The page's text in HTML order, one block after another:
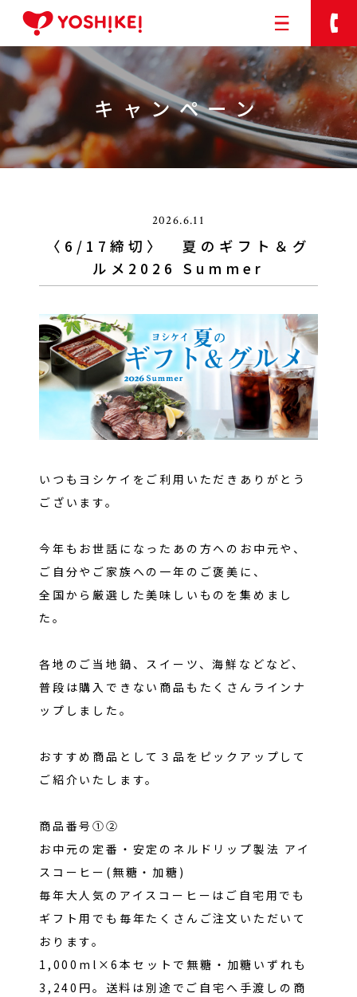
ヨシケイのサービス
ご利用の流れ
メニュー
今週のメニューweb注文
アプリの紹介
キャッシュレス決済
先輩インタビュー
求人一覧
キャンペーン
2026.6.11
〈6/17締切〉 夏のギフト＆グ
ルメ2026 Summer
いつもヨシケイをご利用いただきありがとう
ございます。
今年もお世話になったあの方へのお中元や、
ご自分やご家族への一年のご褒美に、
全国から厳選した美味しいものを集めまし
た。
各地のご当地鍋、スイーツ、海鮮などなど、
普段は購入できない商品もたくさんラインナ
ップしました。
おすすめ商品として３品をピックアップして
ご紹介いたします。
商品番号①②
お中元の定番・安定のネルドリップ製法 アイ
スコーヒー(無糖・加糖)
毎年大人気のアイスコーヒーはご自宅用でも
ギフト用でも毎年たくさんご注文いただいて
おります。
1,000ml×6本セットで無糖・加糖いずれも
3,240円。送料は別途でご自宅へ手渡しの商